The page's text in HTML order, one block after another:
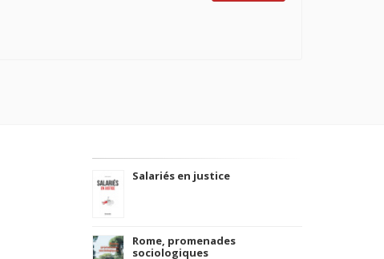
Salariés en justice
Rome, promenades
sociologiques